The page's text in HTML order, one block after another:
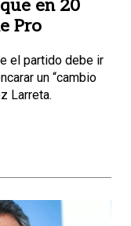
en 20
Pro
el partido debe ir
un “cambio
Larreta.